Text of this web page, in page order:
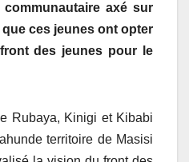
communautaire axé sur
que ces jeunes ont opter
des jeunes pour le
Rubaya, Kinigi et Kibabi
territoire de Masisi